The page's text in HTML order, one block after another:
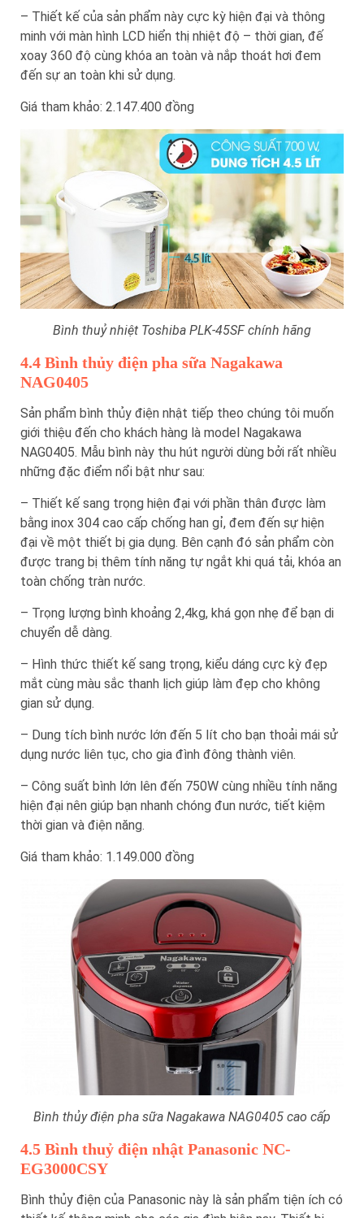
– Thiết kế của sản phẩm này cực kỳ hiện đại và thông
minh với màn hình LCD hiển thị nhiệt độ – thời gian, đế
xoay 360 độ cùng khóa an toàn và nắp thoát hơi đem
đến sự an toàn khi sử dụng.
Giá tham khảo: 2.147.400 đồng
Bình thuỷ nhiệt Toshiba PLK-45SF chính hãng
4.4 Bình thủy điện pha sữa Nagakawa
NAG0405
Sản phẩm bình thủy điện nhật tiếp theo chúng tôi muốn
giới thiệu đến cho khách hàng là model Nagakawa
NAG0405. Mẫu bình này thu hút người dùng bởi rất nhiều
những đặc điểm nổi bật như sau:
– Thiết kế sang trọng hiện đại với phần thân được làm
bằng inox 304 cao cấp chống han gỉ, đem đến sự hiện
đại về một thiết bị gia dụng. Bên cạnh đó sản phẩm còn
được trang bị thêm tính năng tự ngắt khi quá tải, khóa an
toàn chống tràn nước.
– Trọng lượng bình khoảng 2,4kg, khá gọn nhẹ để bạn di
chuyển dễ dàng.
– Hình thức thiết kế sang trọng, kiểu dáng cực kỳ đẹp
mắt cùng màu sắc thanh lịch giúp làm đẹp cho không
gian sử dụng.
– Dung tích bình nước lớn đến 5 lít cho bạn thoải mái sử
dụng nước liên tục, cho gia đình đông thành viên.
– Công suất bình lớn lên đến 750W cùng nhiều tính năng
hiện đại nên giúp bạn nhanh chóng đun nước, tiết kiệm
thời gian và điện năng.
Giá tham khảo: 1.149.000 đồng
Bình thủy điện pha sữa Nagakawa NAG0405 cao cấp
4.5 Bình thuỷ điện nhật Panasonic NC-
EG3000CSY
Bình thủy điện của Panasonic này là sản phẩm tiện ích có